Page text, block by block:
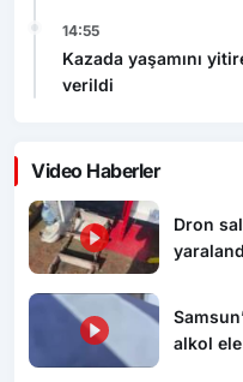
14:55
Kazada yaşamını
verildi
Video Haberler
Dron
alkol